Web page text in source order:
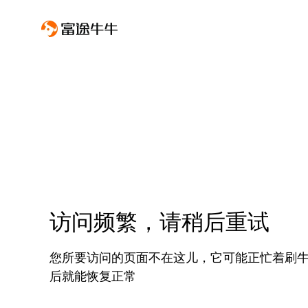
访问频繁，请稍后重试
您所要访问的页面不在这儿，它可能正忙着刷
后就能恢复正常